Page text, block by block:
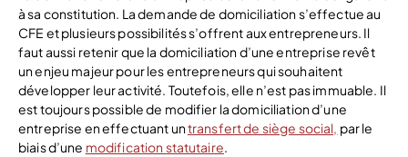
à sa constitution. La demande de domiciliation s’effectue au
CFE et plusieurs possibilités s’offrent aux entrepreneurs. Il
faut aussi retenir que la domiciliation d’une entreprise revêt
un enjeu majeur pour les entrepreneurs qui souhaitent
développer leur activité. Toutefois, elle n’est pas immuable. Il
est toujours possible de modifier la domiciliation d’une
entreprise en effectuant untransfert de siège social, par le
biais d’une modification statutaire.